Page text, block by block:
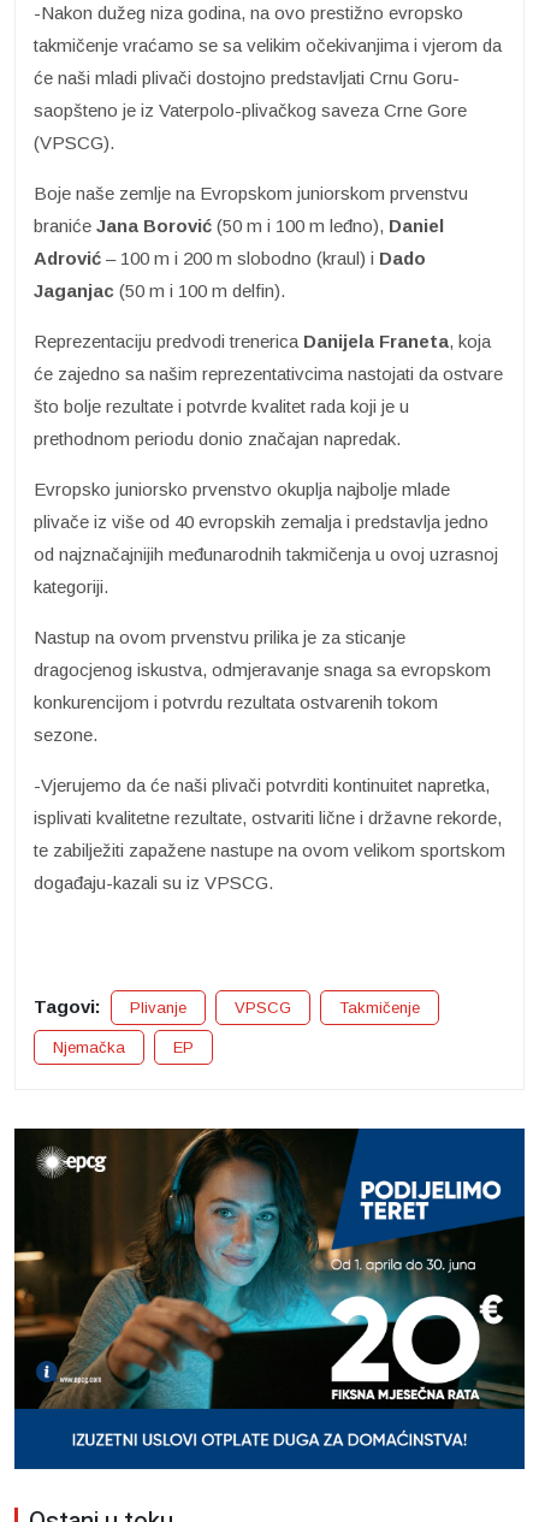
-Nakon dužeg niza godina, na ovo prestižno evropsko
takmičenje vraćamo se sa velikim očekivanjima i vjerom da
će naši mladi plivači dostojno predstavljati Crnu Goru-
saopšteno je iz Vaterpolo-plivačkog saveza Crne Gore
(VPSCG).
Boje naše zemlje na Evropskom juniorskom prvenstvu
braniće Jana Borović (50 m i 100 m leđno), Daniel
Adrović – 100 m i 200 m slobodno (kraul) i Dado
Jaganjac (50 m i 100 m delfin).
Reprezentaciju predvodi trenerica Danijela Franeta, koja
će zajedno sa našim reprezentativcima nastojati da ostvare
što bolje rezultate i potvrde kvalitet rada koji je u
prethodnom periodu donio značajan napredak.
Evropsko juniorsko prvenstvo okuplja najbolje mlade
plivače iz više od 40 evropskih zemalja i predstavlja jedno
od najznačajnijih međunarodnih takmičenja u ovoj uzrasnoj
kategoriji.
Nastup na ovom prvenstvu prilika je za sticanje
dragocjenog iskustva, odmjeravanje snaga sa evropskom
konkurencijom i potvrdu rezultata ostvarenih tokom
sezone.
-Vjerujemo da će naši plivači potvrditi kontinuitet napretka,
isplivati kvalitetne rezultate, ostvariti lične i državne rekorde,
te zabilježiti zapažene nastupe na ovom velikom sportskom
događaju-kazali su iz VPSCG.
Tagovi: Plivanje VPSCG Takmičenje
Njemačka EP